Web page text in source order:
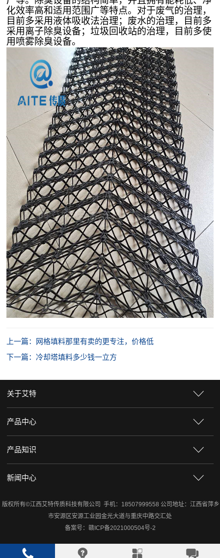
化效率高和适用范围广等特点。对于废气的治理，
目前多采用液体吸收法治理；废水的治理，目前多
采用离子除臭设备；垃圾回收站的治理，目前多使
用喷雾除臭设备。
上一篇：网格填料那里有卖的更专注，价格低
下一篇：冷却塔填料多少钱一立方
关于艾特
产品中心
产品知识
新闻中心
版权所有©江西艾特传质科技有限公司 手机：18507999558 公司地址：江西省萍乡
市安源区安源工业园金光大道与重庆中路交汇处
备案号： 赣ICP备2021000504号-2